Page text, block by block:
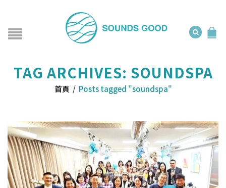
TAG ARCHIVES: SOUNDSPA
首頁 / Posts tagged "soundspa"